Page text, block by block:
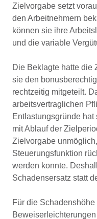
Zielvorgabe setzt
den Arbeitnehmern
können sie ihre
und die variable
Die Beklagte hatte die
sie den
rechtzeitig mitgeteilt.
arbeitsvertraglichen
Entlastungsgründe
mit Ablauf der
Zielvorgabe
Steuerungsfunktion
werden konnte.
Schadensersatz statt
Für die